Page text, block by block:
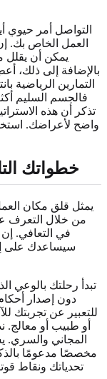
التواصل أمر حيوي
العمل الخاص بك.
يمكن أن يقلل
بالإضافة إلى ذلك،
التمارين الرياضية
فالجسم السليم
تذكر أن هذه
واضح لأعراضك.
خطواتك
يمثل قلق مكان
من خلال التعرف
في التعافي. إن
سيساعدك على
تبدأ رحلتك بالوعي
دون إصدار
للتعبير عن تجربتك
أو طبيب أو معالج.
المجاني والسري.
مخصصًا مدعومًا
تحدياتك ونقاط